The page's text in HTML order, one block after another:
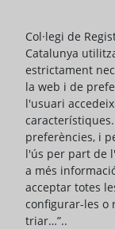
Junts per
propostes
cicle dels
Els diputats de
Glòria Freixa i
vuitena i última
clau registral: el
Col·legi de
Catalunya
estrictament
la web i de
l'usuari
preferències, i
l'ús per part de
a més
acceptar totes
configurar-les o
triar…”..